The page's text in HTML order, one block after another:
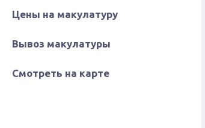
Цены на макулатуру
Вывоз макулатуры
Смотреть на карте